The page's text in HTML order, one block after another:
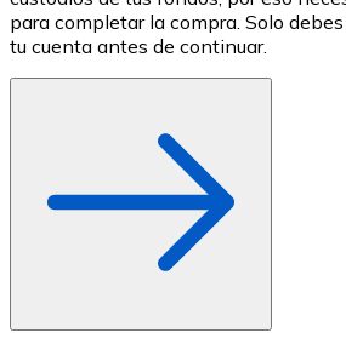
Compra tarjetas regalo de tus
Ir a la tienda de tarjetas regalo
para completar la compra. Solo
tu cuenta antes de continuar.